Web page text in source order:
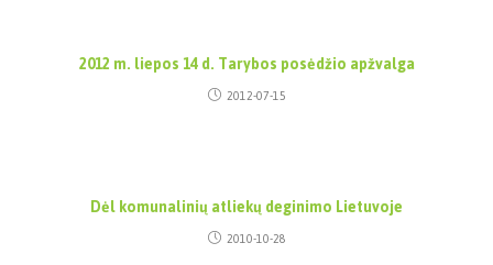
2012 m. liepos 14 d. Tarybos posėdžio apžvalga
2012-07-15
Dėl komunalinių atliekų deginimo Lietuvoje
2010-10-28